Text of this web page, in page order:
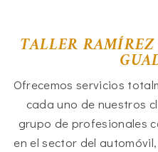
TALLER
Ofrecemos servicios
cada uno de nuestros
grupo de profesionales
en el sector del